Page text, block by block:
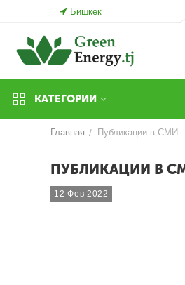
Бишкек
КАТЕГОРИИ
Главная / Публикации в СМИ
ПУБЛИКАЦИИ В
12 Фев 2022